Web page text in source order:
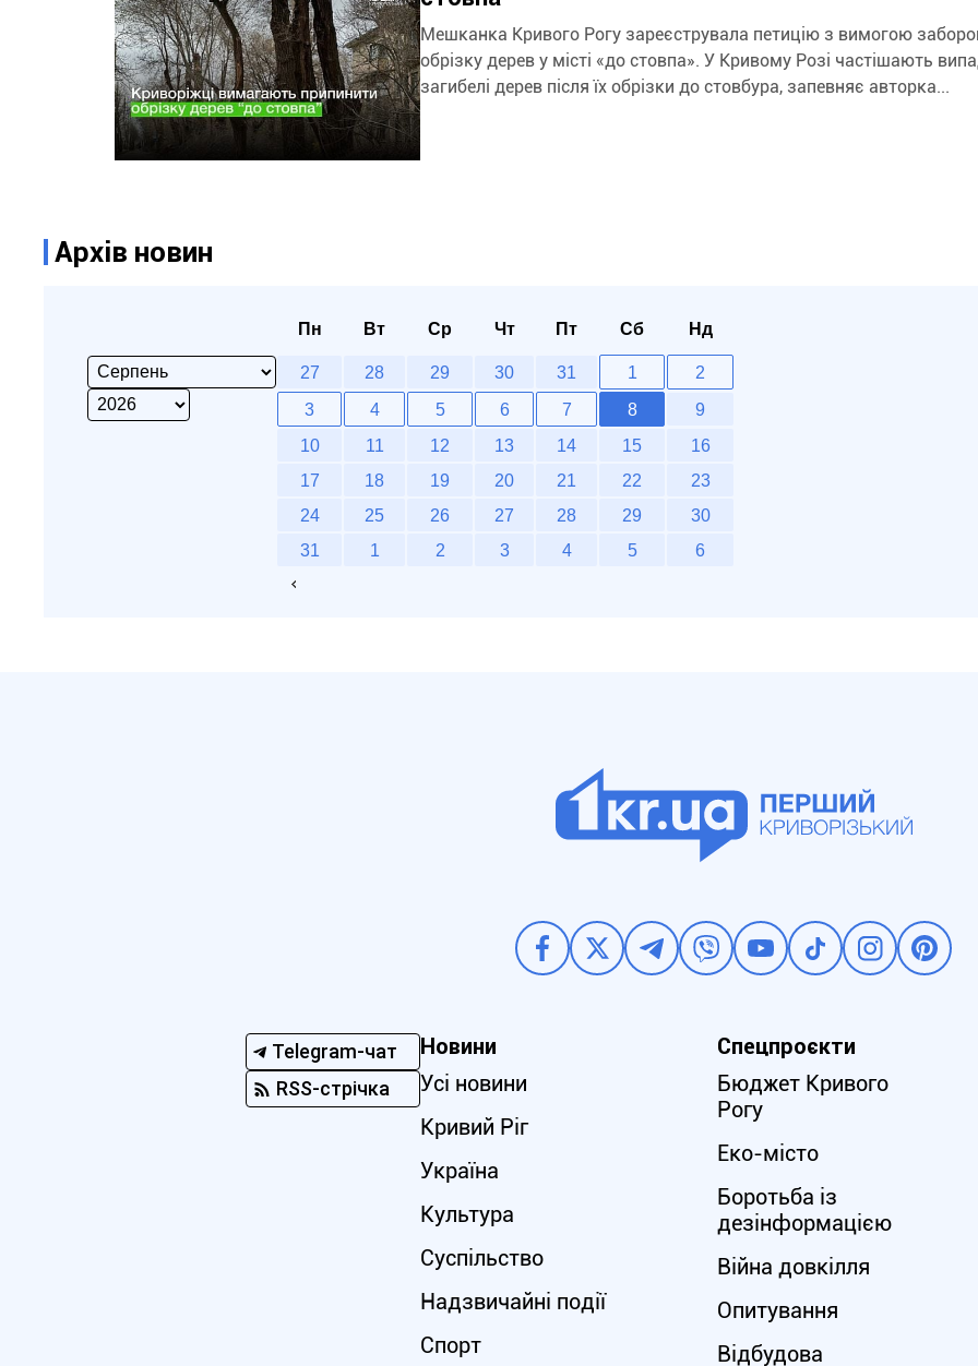
Мешканка Кривого Рогу зареєструвала петицію з вимогою
обрізку дерев у місті «до стовпа». У Кривому Розі частішають випадки
загибелі дерев після їх обрізки до стовбура, запевняє авторка...
Архів новин
Пн Вт Ср Чт Пт Сб Нд
27 28 29 30 31 1
2
3
4 5 6 7 8
9
10
11 12 13 14 15
16
17
18 19 20 21 22
23
24
25 26 27 28 29
30
31
1 2 3 4 5 6
Telegram-чат
RSS-стрічка
Новини
Усі новини
Кривий Ріг
Україна
Культура
Суспільство
Надзвичайні події
Спорт
Спецпроєкти
Бюджет Кривого
Рогу
Еко-місто
Боротьба із
дезінформацією
Війна довкілля
Опитування
Відбудова